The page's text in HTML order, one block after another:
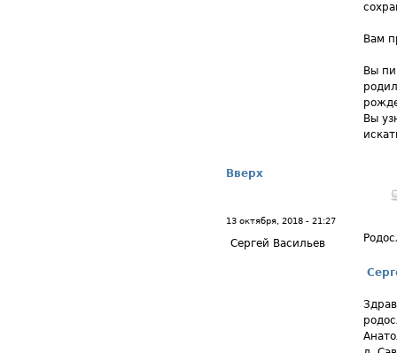
Вам
Вы
Вы
Вверх
13 октября, 2018 - 21:27
Сергей Васильев